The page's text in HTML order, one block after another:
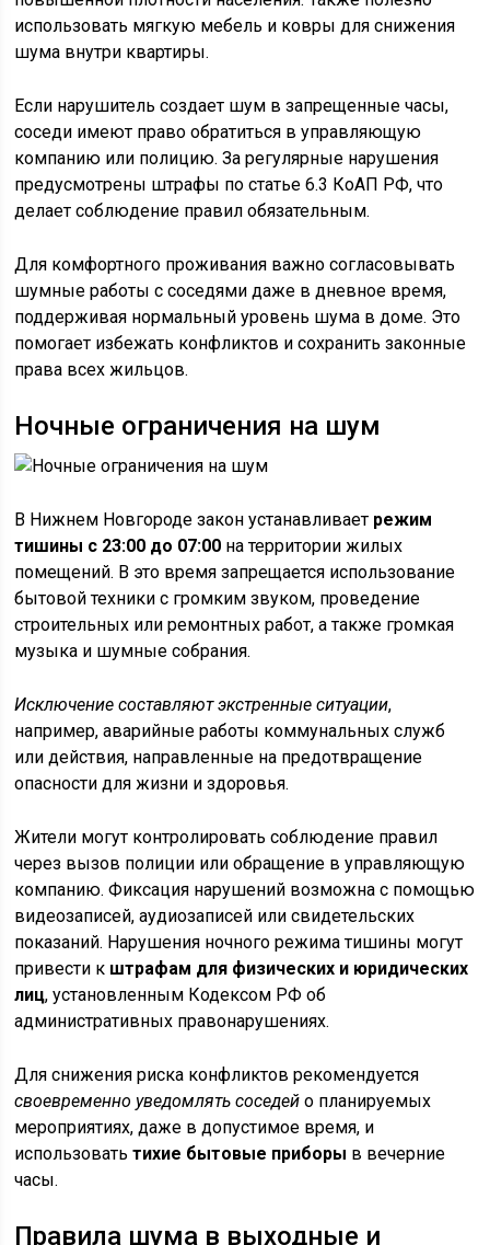
использовать мягкую мебель и ковры для снижения
шума внутри квартиры.
Если нарушитель создает шум в запрещенные часы,
соседи имеют право обратиться в управляющую
компанию или полицию. За регулярные нарушения
предусмотрены штрафы по статье 6.3 КоАП РФ, что
делает соблюдение правил обязательным.
Для комфортного проживания важно согласовывать
шумные работы с соседями даже в дневное время,
поддерживая нормальный уровень шума в доме. Это
помогает избежать конфликтов и сохранить законные
права всех жильцов.
Ночные ограничения на шум
В Нижнем Новгороде закон устанавливает режим
тишины с 23:00 до 07:00 на территории жилых
помещений. В это время запрещается использование
бытовой техники с громким звуком, проведение
строительных или ремонтных работ, а также громкая
музыка и шумные собрания.
Исключение составляют экстренные ситуации,
например, аварийные работы коммунальных служб
или действия, направленные на предотвращение
опасности для жизни и здоровья.
Жители могут контролировать соблюдение правил
через вызов полиции или обращение в управляющую
компанию. Фиксация нарушений возможна с помощью
видеозаписей, аудиозаписей или свидетельских
показаний. Нарушения ночного режима тишины могут
привести к штрафам для физических и юридических
лиц, установленным Кодексом РФ об
административных правонарушениях.
Для снижения риска конфликтов рекомендуется
своевременно уведомлять соседей о планируемых
мероприятиях, даже в допустимое время, и
использоватьтихие бытовые приборы в вечерние
часы.
Правила шума в выходные и